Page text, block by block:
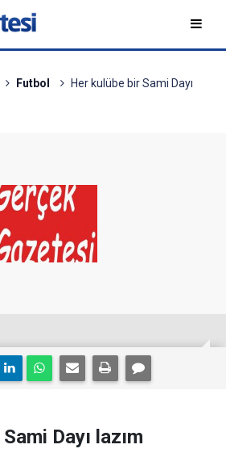
Futbol
Her kulübe bir Sami Dayı
Dayı lazım